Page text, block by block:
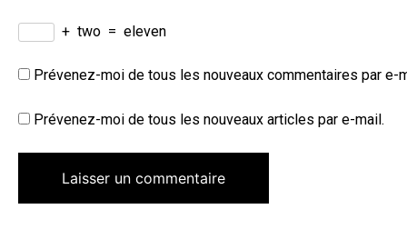
+ two = eleven
Prévenez-moi de tous les nouveaux commentaires par e-
Prévenez-moi de tous les nouveaux articles par e-mail.